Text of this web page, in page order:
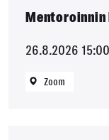
Mentoroinnin
26.8.2026 15:00
Zoom